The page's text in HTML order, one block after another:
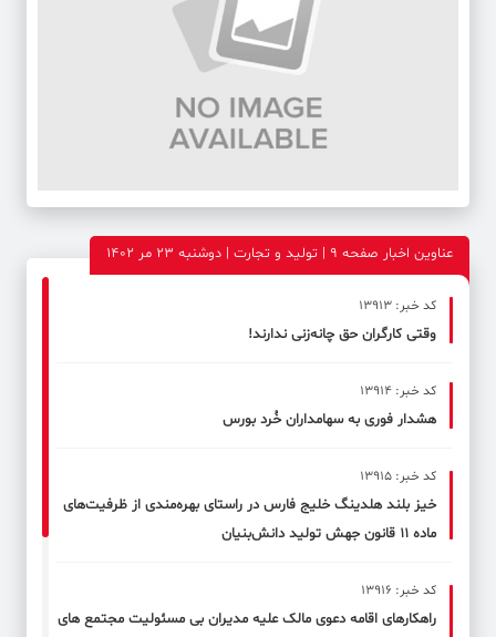
عناوین اخبار صفحه ۹ | تولید و تجارت | دوشنبه 23 مر 1402
کد خبر: 13913
وقتی کارگران حق چانه‌زنی ندارند!
کد خبر: 13914
هشدار فوری به سهامداران خُرد بورس
کد خبر: 13915
خیز بلند هلدینگ خلیج فارس در راستای بهره‌مندی از ظرفیت‌های
ماده 11 قانون جهش تولید دانش‌بنیان
کد خبر: 13916
راهکارهای اقامه دعوی مالک علیه مدیران بی مسئولیت مجتمع های